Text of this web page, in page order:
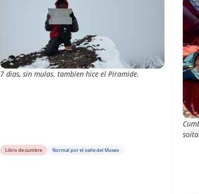
7 dias, sin mulas. tambien hice el Piramide.
Libro de cumbre Normal por el valle del Museo